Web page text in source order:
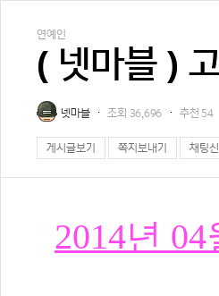
연예인
( 넷마블 )
넷마블 조회 36,696 추천 54
게시글보기 쪽지보내기 채팅
2014년